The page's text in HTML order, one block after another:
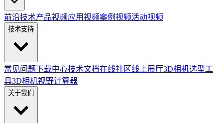
前沿技术产品视频应用视频案例视频活动视频
技术支持
常见问题下载中心技术文档在线社区线上展厅3D相机选型工
具3D相机视野计算器
关于我们